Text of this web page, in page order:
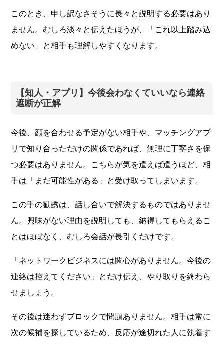
このとき、申し訳なさそうに長々と説明する必要はあり
ません。むしろ淡々と伝えたほうが、「これ以上踏み込
めない」と相手も理解しやすくなります。
【知人・アプリ】今後会わなくていいなら連絡
遮断が正解
今後、顔を合わせる予定がない相手や、マッチングアプ
リで知り合っただけの関係であれば、無理に丁寧さを保
つ必要はありません。こちらが気を遣えば遣うほど、相
手は「まだ可能性がある」と受け取ってしまいます。
この手の勧誘は、話し合いで解決するものではありませ
ん。興味がない理由を説明しても、納得してもらえるこ
とはほぼなく、むしろ会話が長引くだけです。
「ネットワークビジネスには関心がありません。今後の
連絡は控えてください」とだけ伝え、やり取りを終わら
せましょう。
その後は迷わずブロックで問題ありません。相手は常に
次の候補を探しているため、反応が途切れた人に執着す